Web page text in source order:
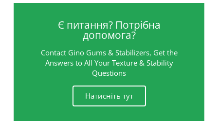
Є питання? Потрібна
допомога?
Contact Gino Gums & Stabilizers, Get the
Answers to All Your Texture & Stability
Questions
Натисніть тут